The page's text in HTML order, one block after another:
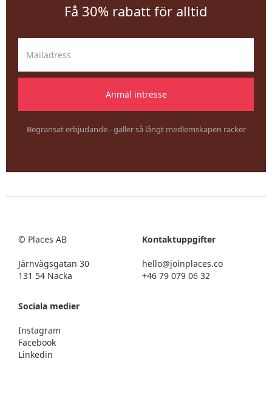
Få 30% rabatt för alltid
Begränsat erbjudande - gäller så långt medlemskapen räcker
© Places AB
Järnvägsgatan 30
131 54 Nacka
Kontaktuppgifter
hello@joinplaces.co
+46 79 079 06 32
Sociala medier
Instagram
Facebook
Linkedin